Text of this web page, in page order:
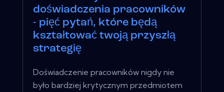
doświadczenia pracowników
- pięć pytań, które będą
kształtować twoją przyszłą
strategię
Doświadczenie pracowników nigdy nie
było bardziej krytycznym przedmiotem